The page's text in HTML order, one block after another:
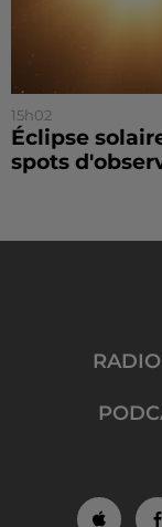
15h02
Éclipse
spots
RADIO